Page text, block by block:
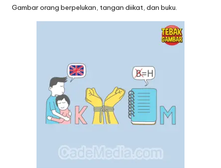
Gambar orang berpelukan, tangan diikat, dan buku.